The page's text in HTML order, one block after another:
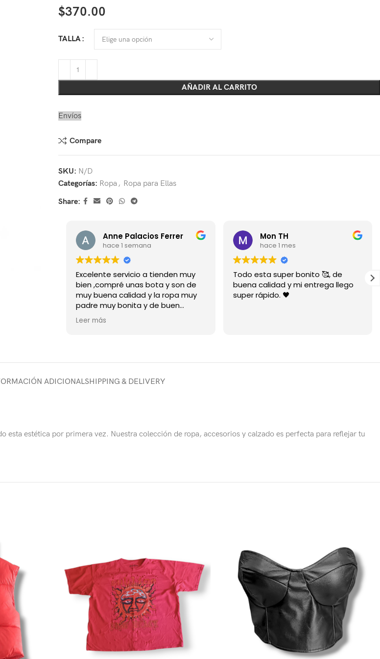
$370.00
TALLA
AÑADIR AL CARRITO
Envíos
Compare
SKU: N/D
Categorías: Ropa , Ropa para Ellas
Share:
Anne Palacios Ferrer
hace 1 semana
Excelente servicio a tienden muy
bien ,compré unas bota y son de
muy buena calidad y la ropa muy
padre muy bonita y de buen
material recomiendo mucho está
tienda
Leer más
Mon TH
hace 1 mes
Todo esta super bonito 🥰, de
buena calidad y mi entrega llego
super rápido. 🖤
ADICIONALSHIPPING & DELIVERY
esta estética por primera vez. Nuestra colección de ropa, accesorios y calzado es perfecta para reflejar tu